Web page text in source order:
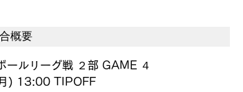
概要
ールリーグ戦 ２部 GAME ４
) 13:00 TIPOFF